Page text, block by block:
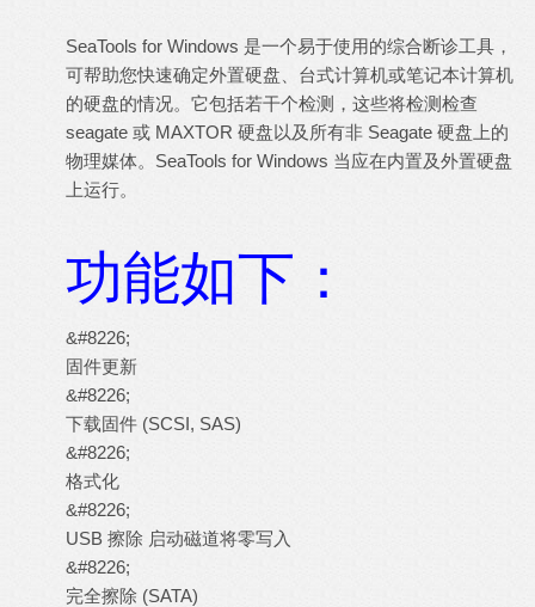
SeaTools for Windows 是一个易于使用的综合断诊工具，
可帮助您快速确定外置硬盘、台式计算机或笔记本计算机
的硬盘的情况。它包括若干个检测，这些将检测检查
seagate 或 MAXTOR 硬盘以及所有非 Seagate 硬盘上的
物理媒体。SeaTools for Windows 当应在内置及外置硬盘
上运行。
功能如下：
&#8226;
固件更新
&#8226;
下载固件 (SCSI, SAS)
&#8226;
格式化
&#8226;
USB 擦除 启动磁道将零写入
&#8226;
完全擦除 (SATA)